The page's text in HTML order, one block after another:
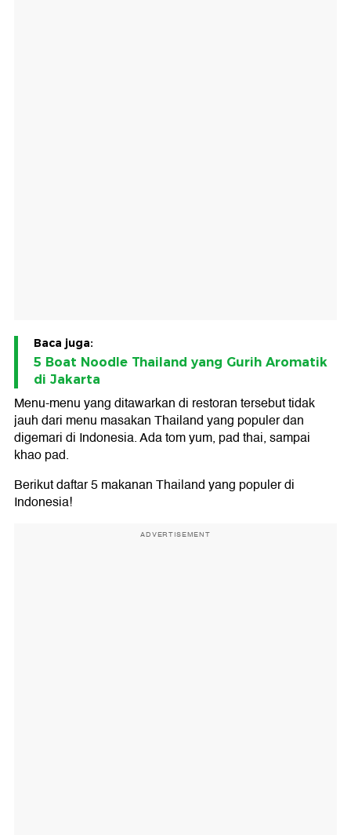
Baca juga:
5 Boat Noodle Thailand yang Gurih Aromatik
di Jakarta
Menu-menu yang ditawarkan di restoran tersebut tidak
jauh dari menu masakan Thailand yang populer dan
digemari di Indonesia. Ada tom yum, pad thai, sampai
khao pad.
Berikut daftar 5 makanan Thailand yang populer di
Indonesia!
ADVERTISEMENT